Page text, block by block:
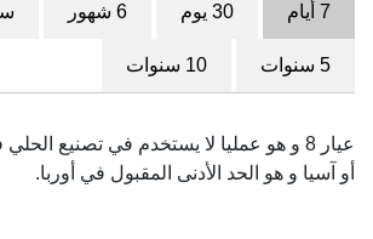
7 أيام 30 يوم 6 شهور
5 سنوات 10 سنوات
عيار 8 و هو عمليا لا يستخدم في تصنيع
أو آسيا و هو الحد الأدنى المقبول في أوربا.